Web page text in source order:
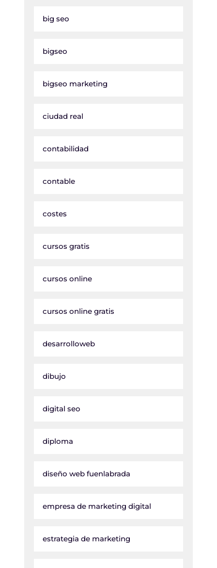
big seo
bigseo
bigseo marketing
ciudad real
contabilidad
contable
costes
cursos gratis
cursos online
cursos online gratis
desarrolloweb
dibujo
digital seo
diploma
diseño web fuenlabrada
empresa de marketing digital
estrategia de marketing